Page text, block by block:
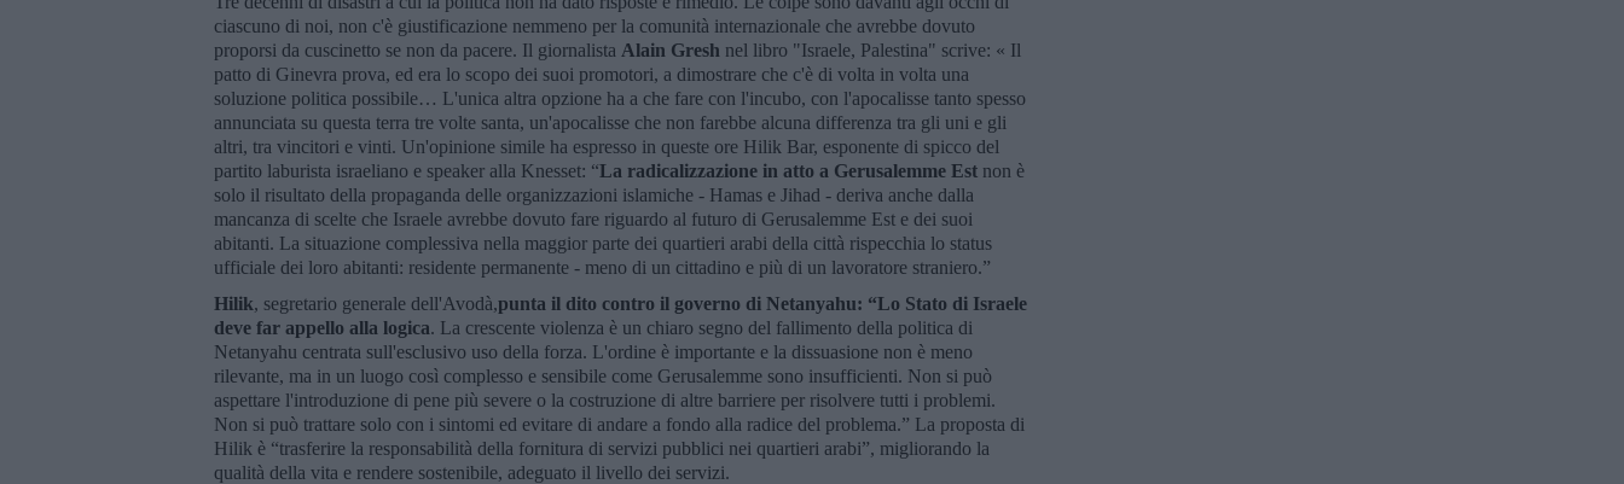
ciascuno di noi, non c'è giustificazione nemmeno per la comunità internazionale che avrebbe dovuto
proporsi da cuscinetto se non da pacere. Il giornalista Alain Gresh nel libro "Israele, Palestina" scrive: « Il
patto di Ginevra prova, ed era lo scopo dei suoi promotori, a dimostrare che c'è di volta in volta una
soluzione politica possibile… L'unica altra opzione ha a che fare con l'incubo, con l'apocalisse tanto spesso
annunciata su questa terra tre volte santa, un'apocalisse che non farebbe alcuna differenza tra gli uni e gli
altri, tra vincitori e vinti. Un'opinione simile ha espresso in queste ore Hilik Bar, esponente di spicco del
partito laburista israeliano e speaker alla Knesset: “La radicalizzazione in atto a Gerusalemme Est non è
solo il risultato della propaganda delle organizzazioni islamiche - Hamas e Jihad - deriva anche dalla
mancanza di scelte che Israele avrebbe dovuto fare riguardo al futuro di Gerusalemme Est e dei suoi
abitanti. La situazione complessiva nella maggior parte dei quartieri arabi della città rispecchia lo status
ufficiale dei loro abitanti: residente permanente - meno di un cittadino e più di un lavoratore straniero.”
Hilik, segretario generale dell'Avodà,punta il dito contro il governo di Netanyahu: “Lo Stato di Israele
deve far appello alla logica. La crescente violenza è un chiaro segno del fallimento della politica di
Netanyahu centrata sull'esclusivo uso della forza. L'ordine è importante e la dissuasione non è meno
rilevante, ma in un luogo così complesso e sensibile come Gerusalemme sono insufficienti. Non si può
aspettare l'introduzione di pene più severe o la costruzione di altre barriere per risolvere tutti i problemi.
Non si può trattare solo con i sintomi ed evitare di andare a fondo alla radice del problema.” La proposta di
Hilik è “trasferire la responsabilità della fornitura di servizi pubblici nei quartieri arabi”, migliorando la
qualità della vita e rendere sostenibile, adeguato il livello dei servizi.